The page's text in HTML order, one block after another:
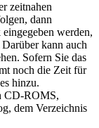
zeitnahen
dann
werden,
kann auch
Sofern Sie das
noch die Zeit für
hinzu.
CD-ROMS,
dem Verzeichnis